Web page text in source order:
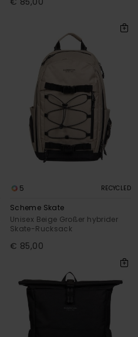
5 RECYCLED
Scheme Skate
Unisex Beige Großer hybrider
Skate-Rucksack
€ 85,00